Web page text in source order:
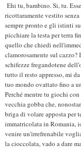
Ehi tu, bambino. Si, tu.
ricottaramente vestito
sempre pronto e gli istinti
picchiare la testa per terra
quello che chiedi
clamorosamente sul
schifezze fregandotene
tutto il resto appresso, mi
tuo mondo ovattato fino a
Perché mentre tu giochi
vecchia gobba che,
briga di volare apposta per
immatricolata in Romania,
venire un'irrefrenabile
la cioccolata, vado a dare